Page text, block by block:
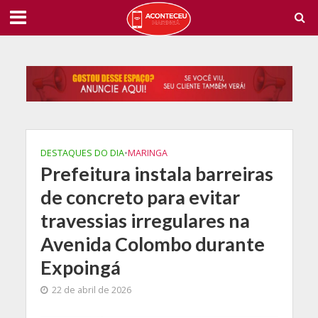
DESTAQUES DO DIA•MARINGA
Prefeitura instala barreiras
de concreto para evitar
travessias irregulares na
Avenida Colombo durante
Expoingá
22 de abril de 2026